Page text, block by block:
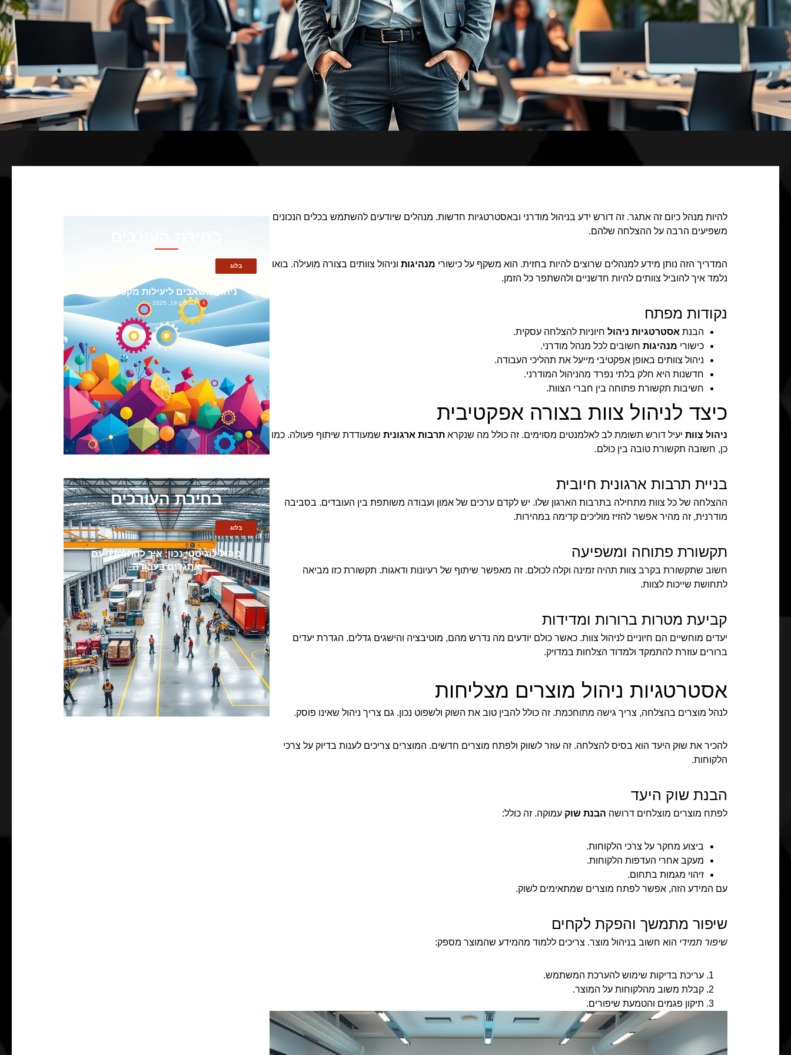
להיות מנהל כיום זה אתגר. זה דורש ידע בניהול מודרני ובאסטרטגיות חדשות. מנהלים שיודעים להשתמש בכלים הנכונים
משפיעים הרבה על ההצלחה שלהם.
המדריך הזה נותן מידע למנהלים שרוצים להיות בחזית. הוא משקף על כישורי מנהיגות וניהול צוותים בצורה מועילה. בואו
נלמד איך להוביל צוותים להיות חדשניים ולהשתפר כל הזמן.
נקודות מפתח
הבנת אסטרטגיות ניהול חיוניות להצלחה עסקית.
כישורי מנהיגות חשובים לכל מנהל מודרני.
ניהול צוותים באופן אפקטיבי מייעל את תהליכי העבודה.
חדשנות היא חלק בלתי נפרד מהניהול המודרני.
חשיבות תקשורת פתוחה בין חברי הצוות.
כיצד לניהול צוות בצורה אפקטיבית
ניהול צוות יעיל דורש תשומת לב לאלמנטים מסוימים. זה כולל מה שנקרא תרבות ארגונית שמעודדת שיתוף פעולה. כמו
כן, חשובה תקשורת טובה בין כולם.
בניית תרבות ארגונית חיובית
ההצלחה של כל צוות מתחילה בתרבות הארגון שלו. יש לקדם ערכים של אמון ועבודה משותפת בין העובדים. בסביבה
מודרנית, זה מהיר אפשר להזיז מוליכים קדימה במהירות.
תקשורת פתוחה ומשפיעה
חשוב שתקשורת בקרב צוות תהיה זמינה וקלה לכולם. זה מאפשר שיתוף של רעיונות ודאגות. תקשורת כזו מביאה
לתחושת שייכות לצוות.
קביעת מטרות ברורות ומדידות
יעדים מוחשיים הם חיוניים לניהול צוות. כאשר כולם יודעים מה נדרש מהם, מוטיבציה והישגים גדלים. הגדרת יעדים
ברורים עוזרת להתמקד ולמדוד הצלחות במדויק.
אסטרטגיות ניהול מוצרים מצליחות
לנהל מוצרים בהצלחה, צריך גישה מתוחכמת. זה כולל להבין טוב את השוק ולשפוט נכון. גם צריך ניהול שאינו פוסק.
להכיר את שוק היעד הוא בסיס להצלחה. זה עוזר לשווק ולפתח מוצרים חדשים. המוצרים צריכים לענות בדיוק על צרכי
הלקוחות.
הבנת שוק היעד
לפתח מוצרים מוצלחים דרושה הבנת שוק עמוקה. זה כולל:
ביצוע מחקר על צרכי הלקוחות.
מעקב אחרי העדפות הלקוחות.
זיהוי מגמות בתחום.
עם המידע הזה, אפשר לפתח מוצרים שמתאימים לשוק.
שיפור מתמשך והפקת לקחים
שיפור תמידי הוא חשוב בניהול מוצר. צריכים ללמוד מהמידע שהמוצר מספק:
עריכת בדיקות שימוש להערכת המשתמש.
קבלת משוב מהלקוחות על המוצר.
תיקון פגמים והטמעת שיפורים.
בלוג
ניהול משאבים ליעילות מקסימלית
אוגוסט 19, 2025
בחירת העורכים
בלוג
ניהול לוגיסטי נכון: איך להתמודד עם
אתגרים בעבודה
ינואר 7, 2025